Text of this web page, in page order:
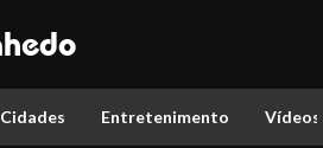
Cidades Entretenimento Vídeos